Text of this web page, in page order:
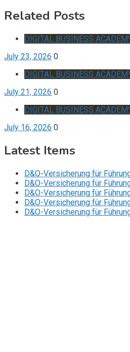
Related Posts
DIGITAL BUSINESS
July 23, 2026 0
DIGITAL BUSINESS
July 21, 2026 0
DIGITAL BUSINESS
July 16, 2026 0
Latest Items
D&O-Versicherung für
D&O-Versicherung für
D&O-Versicherung für
D&O-Versicherung für
D&O-Versicherung für